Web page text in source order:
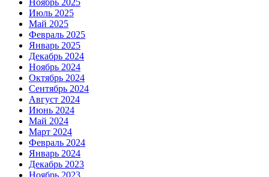
Июль 2025
Май 2025
Февраль 2025
Январь 2025
Декабрь 2024
Ноябрь 2024
Октябрь 2024
Сентябрь 2024
Август 2024
Июнь 2024
Май 2024
Март 2024
Февраль 2024
Январь 2024
Декабрь 2023
Ноябрь 2023